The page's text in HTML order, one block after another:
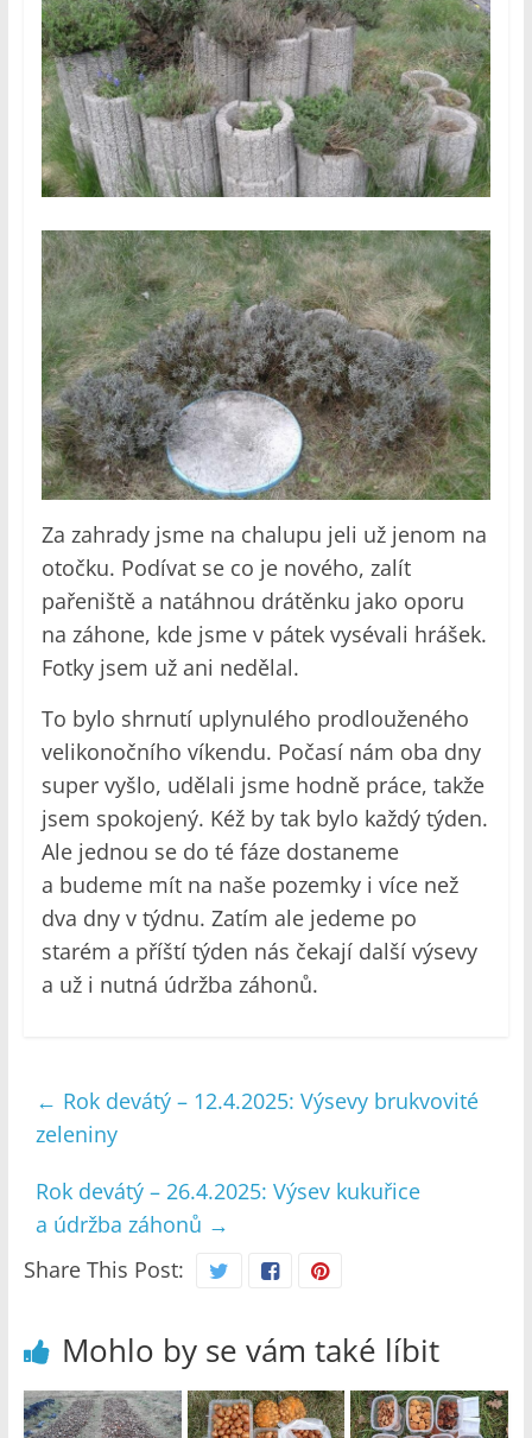
Za zahrady jsme na chalupu jeli už jenom na
otočku. Podívat se co je nového, zalít
pařeniště a natáhnou drátěnku jako oporu
na záhone, kde jsme v pátek vysévali hrášek.
Fotky jsem už ani nedělal.
To bylo shrnutí uplynulého prodlouženého
velikonočního víkendu. Počasí nám oba dny
super vyšlo, udělali jsme hodně práce, takže
jsem spokojený. Kéž by tak bylo každý týden.
Ale jednou se do té fáze dostaneme
a budeme mít na naše pozemky i více než
dva dny v týdnu. Zatím ale jedeme po
starém a příští týden nás čekají další výsevy
a už i nutná údržba záhonů.
← Rok devátý – 12.4.2025: Výsevy brukvovité
zeleniny
Rok devátý – 26.4.2025: Výsev kukuřice
a údržba záhonů →
Share This Post:
Mohlo by se vám také líbit